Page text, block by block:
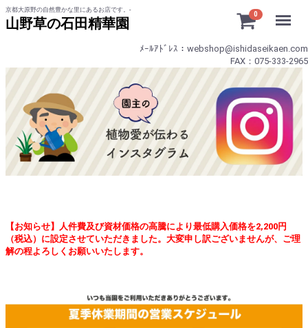
京都大原野の自然豊かな里にあるお店です。-
山野草の石田精華園
0
ﾒｰﾙｱﾄﾞﾚｽ：webshop@ishidaseikaen.com
FAX：075-333-2965
【お知らせ】人件費及び資材価格の高騰により最低購入価格を2,200円
（税込）に設定させていただきました。大変申し訳ございませんが、ご理
解の程よろしくお願いいたします。